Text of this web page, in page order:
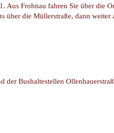
Aus Frohnau fahren Sie über die
über die Müllerstraße, dann weiter
der Bushaltestellen